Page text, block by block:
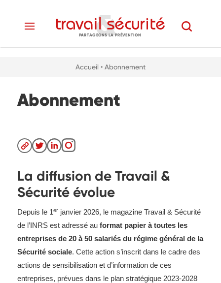
PARTAGEONS LA PRÉVENTION
Accueil • Abonnement
Abonnement
La diffusion de Travail &
Sécurité évolue
Depuis le 1er janvier 2026, le magazine Travail & Sécurité
de l’INRS est adressé au format papier à toutes les
entreprises de 20 à 50 salariés du régime général de la
Sécurité sociale. Cette action s’inscrit dans le cadre des
actions de sensibilisation et d’information de ces
entreprises, prévues dans le plan stratégique 2023-2028